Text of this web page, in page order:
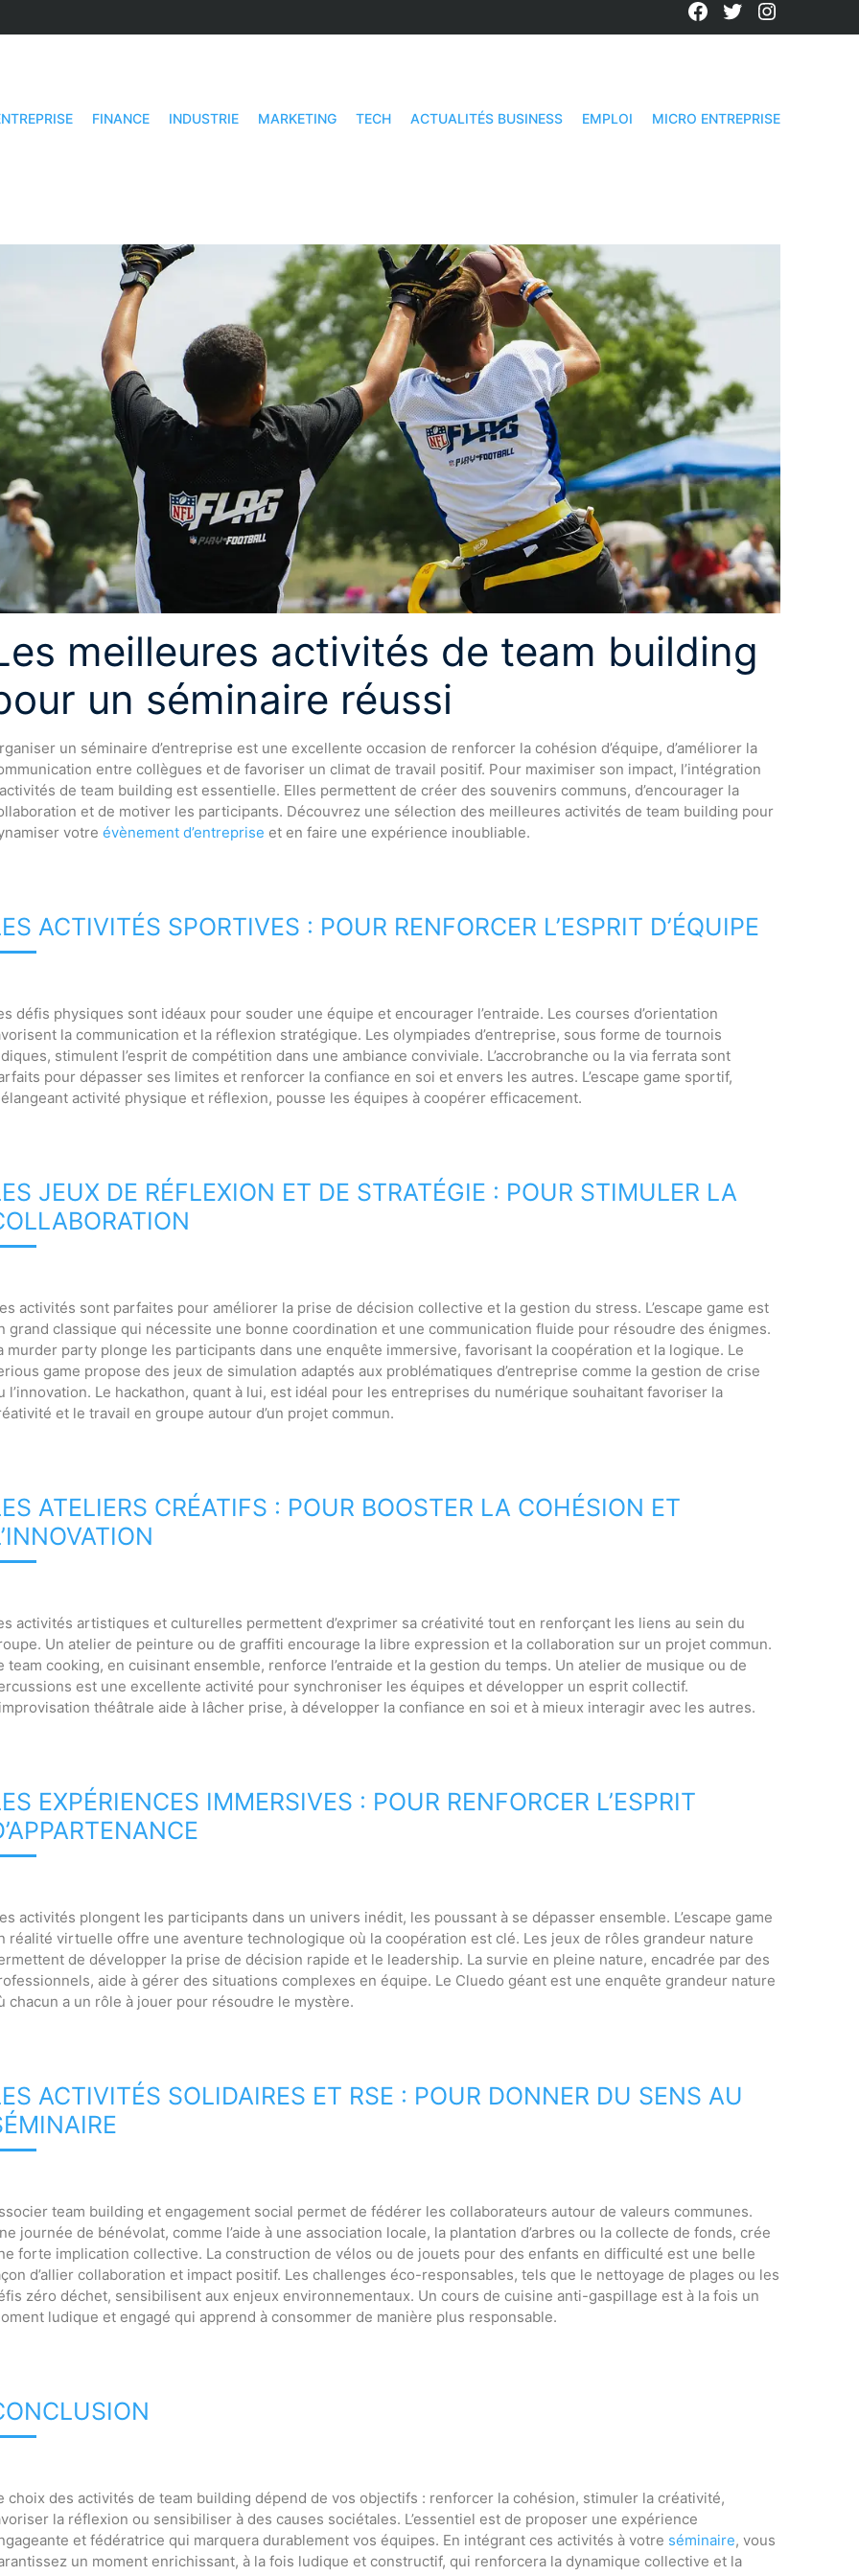
Facebook
Twitter
FINANCE INDUSTRIE MARKETING TECH ACTUALITÉS BUSINESS EMPLOI MICRO ENTREPRISE
meilleures activités de team building
un séminaire réussi
un séminaire d’entreprise est une excellente occasion de renforcer la cohésion d’équipe, d’améliorer la
entre collègues et de favoriser un climat de travail positif. Pour maximiser son impact, l’intégration
de team building est essentielle. Elles permettent de créer des souvenirs communs, d’encourager la
et de motiver les participants. Découvrez une sélection des meilleures activités de team building pour
votre évènement d’entreprise et en faire une expérience inoubliable.
ACTIVITÉS SPORTIVES : POUR RENFORCER L’ESPRIT D’ÉQUIPE
défis physiques sont idéaux pour souder une équipe et encourager l’entraide. Les courses d’orientation
la communication et la réflexion stratégique. Les olympiades d’entreprise, sous forme de tournois
stimulent l’esprit de compétition dans une ambiance conviviale. L’accrobranche ou la via ferrata sont
pour dépasser ses limites et renforcer la confiance en soi et envers les autres. L’escape game sportif,
activité physique et réflexion, pousse les équipes à coopérer efficacement.
JEUX DE RÉFLEXION ET DE STRATÉGIE : POUR STIMULER LA
activités sont parfaites pour améliorer la prise de décision collective et la gestion du stress. L’escape game est
grand classique qui nécessite une bonne coordination et une communication fluide pour résoudre des énigmes.
murder party plonge les participants dans une enquête immersive, favorisant la coopération et la logique. Le
game propose des jeux de simulation adaptés aux problématiques d’entreprise comme la gestion de crise
l’innovation. Le hackathon, quant à lui, est idéal pour les entreprises du numérique souhaitant favoriser la
et le travail en groupe autour d’un projet commun.
ATELIERS CRÉATIFS : POUR BOOSTER LA COHÉSION ET
activités artistiques et culturelles permettent d’exprimer sa créativité tout en renforçant les liens au sein du
Un atelier de peinture ou de graffiti encourage la libre expression et la collaboration sur un projet commun.
team cooking, en cuisinant ensemble, renforce l’entraide et la gestion du temps. Un atelier de musique ou de
est une excellente activité pour synchroniser les équipes et développer un esprit collectif.
théâtrale aide à lâcher prise, à développer la confiance en soi et à mieux interagir avec les autres.
EXPÉRIENCES IMMERSIVES : POUR RENFORCER L’ESPRIT
activités plongent les participants dans un univers inédit, les poussant à se dépasser ensemble. L’escape game
réalité virtuelle offre une aventure technologique où la coopération est clé. Les jeux de rôles grandeur nature
de développer la prise de décision rapide et le leadership. La survie en pleine nature, encadrée par des
aide à gérer des situations complexes en équipe. Le Cluedo géant est une enquête grandeur nature
chacun a un rôle à jouer pour résoudre le mystère.
ACTIVITÉS SOLIDAIRES ET RSE : POUR DONNER DU SENS AU
team building et engagement social permet de fédérer les collaborateurs autour de valeurs communes.
journée de bénévolat, comme l’aide à une association locale, la plantation d’arbres ou la collecte de fonds, crée
forte implication collective. La construction de vélos ou de jouets pour des enfants en difficulté est une belle
d’allier collaboration et impact positif. Les challenges éco-responsables, tels que le nettoyage de plages ou les
zéro déchet, sensibilisent aux enjeux environnementaux. Un cours de cuisine anti-gaspillage est à la fois un
ludique et engagé qui apprend à consommer de manière plus responsable.
choix des activités de team building dépend de vos objectifs : renforcer la cohésion, stimuler la créativité,
la réflexion ou sensibiliser à des causes sociétales. L’essentiel est de proposer une expérience
et fédératrice qui marquera durablement vos équipes. En intégrant ces activités à votre séminaire, vous
un moment enrichissant, à la fois ludique et constructif, qui renforcera la dynamique collective et la